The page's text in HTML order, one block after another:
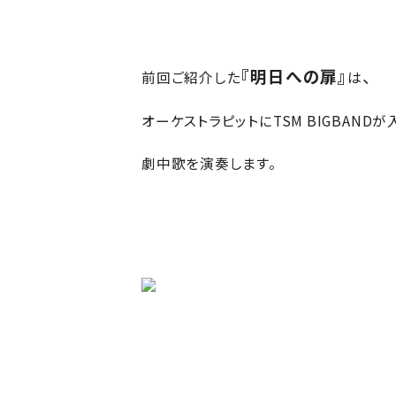
前回ご紹介した『明日への扉』 は、
オーケストラピットにTSM BIGBANDが
劇中歌を演奏します。